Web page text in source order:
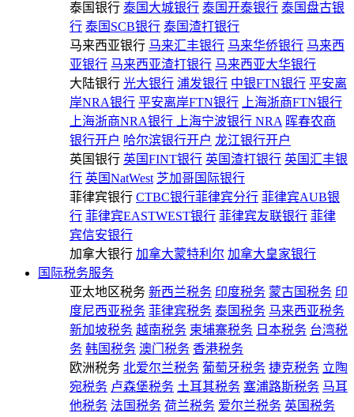
泰国银行 泰国大城银行 泰国开泰银行 泰国盘古银
行 泰国SCB银行 泰国渣打银行
马来西亚银行 马来汇丰银行 马来华侨银行 马来西
亚银行 马来西亚渣打银行 马来西亚大华银行
大陆银行 光大银行 浦发银行 中银FTN银行 平安离
岸NRA银行 平安离岸FTN银行
上海浙商FTN银行
上海浙商NRA银行
上海宁波银行 NRA 晖春农商
银行开户 哈尔滨银行开户 龙江银行开户
英国银行 英国FINT银行 英国渣打银行 英国汇丰银
行 英国NatWest 芝加哥国际银行
菲律宾银行 CTBC银行菲律宾分行 菲律宾AUB银
行 菲律宾EASTWEST银行 菲律宾友联银行 菲律
宾信安银行
加拿大银行 加拿大蒙特利尔 加拿大皇家银行
国际税务服务
亚太地区税务 新西兰税务 印度税务 蒙古国税务 印
度尼西亚税务 菲律宾税务 泰国税务 马来西亚税务
新加坡税务 越南税务 柬埔寨税务 日本税务 台湾税
务 韩国税务 澳门税务 香港税务
欧洲税务 北爱尔兰税务 葡萄牙税务 捷克税务 立陶
宛税务 卢森堡税务 土耳其税务 塞浦路斯税务 马耳
他税务 法国税务 荷兰税务 爱尔兰税务 英国税务